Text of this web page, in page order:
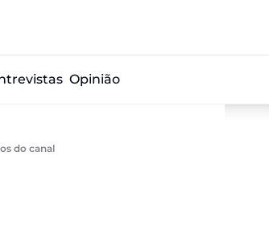
Opinião
do canal